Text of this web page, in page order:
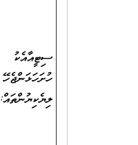
ސިޓީއާއެކު
ހުށަހަޅަންޖެހޭ
ލިޔެކިޔުންތައް: